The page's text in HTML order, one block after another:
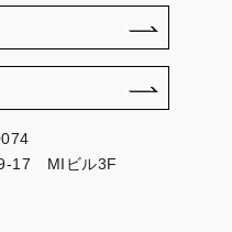
17 MIビル3F